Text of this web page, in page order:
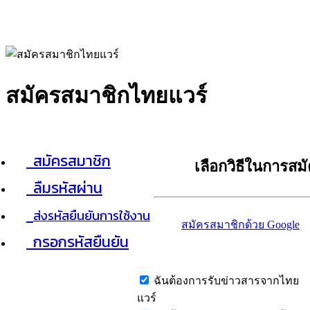
สมัครสมาชิกไทยแวร์
สมัครสมาชิก
ลืมรหัสผ่าน
ส่งรหัสยืนยันการใช้งาน
กรอกรหัสยืนยัน
เลือกวิธีในการส
สมัครสมาชิกด้วย Google
ฉันต้องการรับข่าวสารจากไทย
แวร์